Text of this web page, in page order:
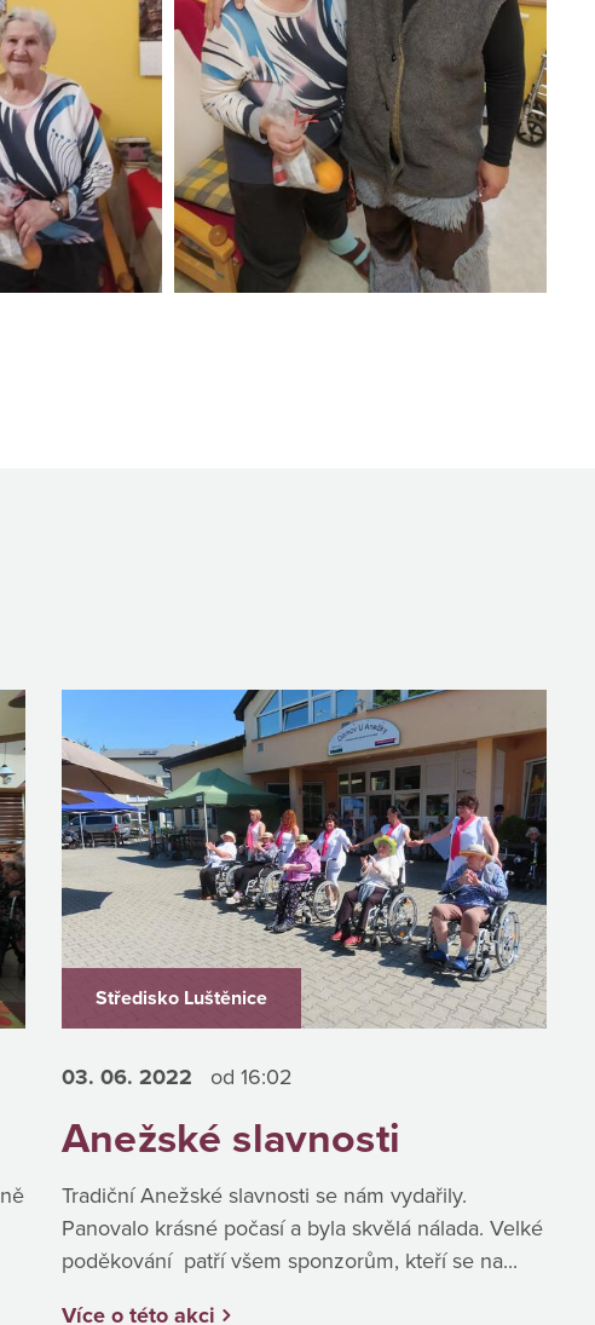
Středisko Luštěnice
03. 06. 2022 od 16:02
Anežské slavnosti
Tradiční Anežské slavnosti se nám vydařily.
Panovalo krásné počasí a byla skvělá nálada. Velké
poděkování patří všem sponzorům, kteří se na...
Více o této akci